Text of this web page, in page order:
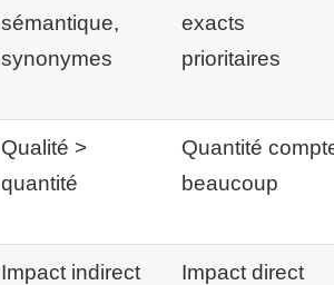
sémantique,
synonymes
exacts
prioritaires
Qualité >
quantité
Quantité
beaucoup
Impact indirect
Impact direct